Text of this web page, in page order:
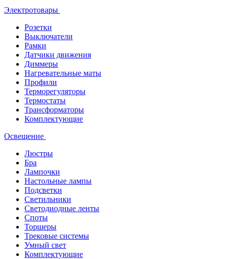
Электротовары
Розетки
Выключатели
Рамки
Датчики движения
Диммеры
Нагревательные маты
Профили
Терморегуляторы
Термостаты
Трансформаторы
Комплектующие
Освещение
Люстры
Бра
Лампочки
Настольные лампы
Подсветки
Светильники
Светодиодные ленты
Споты
Торшеры
Трековые системы
Умный свет
Комплектующие